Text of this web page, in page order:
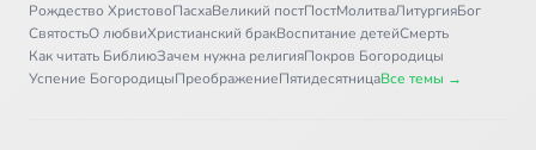
Рождество ХристовоПасхаВеликий постПостМолитваЛитургияБог
СвятостьО любвиХристианский бракВоспитание детейСмерть
Как читать БиблиюЗачем нужна религияПокров Богородицы
Успение БогородицыПреображениеПятидесятницаВсе темы →